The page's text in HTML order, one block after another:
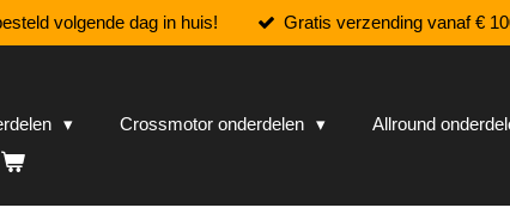
volgende dag in huis! Gratis verzending vanaf €
Crossmotor onderdelen Allround